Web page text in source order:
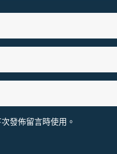
發佈留言時使用。